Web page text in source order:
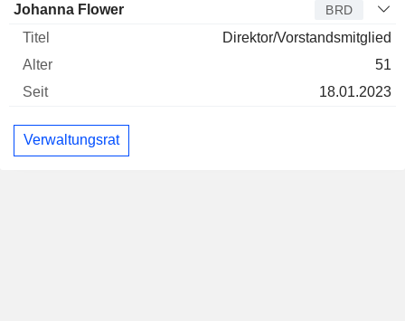
Johanna Flower BRD
Direktor/Vorstandsmitglied
51
18.01.2023
Verwaltungsrat